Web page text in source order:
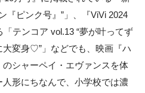
『ピンク号』”」、『ViVi 2024
テンコア vol.13 “夢が叶ってず
大変身♡”」などでも、映画『ハ
シャーペイ・エヴァンスを体
形にちなんで、小学校では濃